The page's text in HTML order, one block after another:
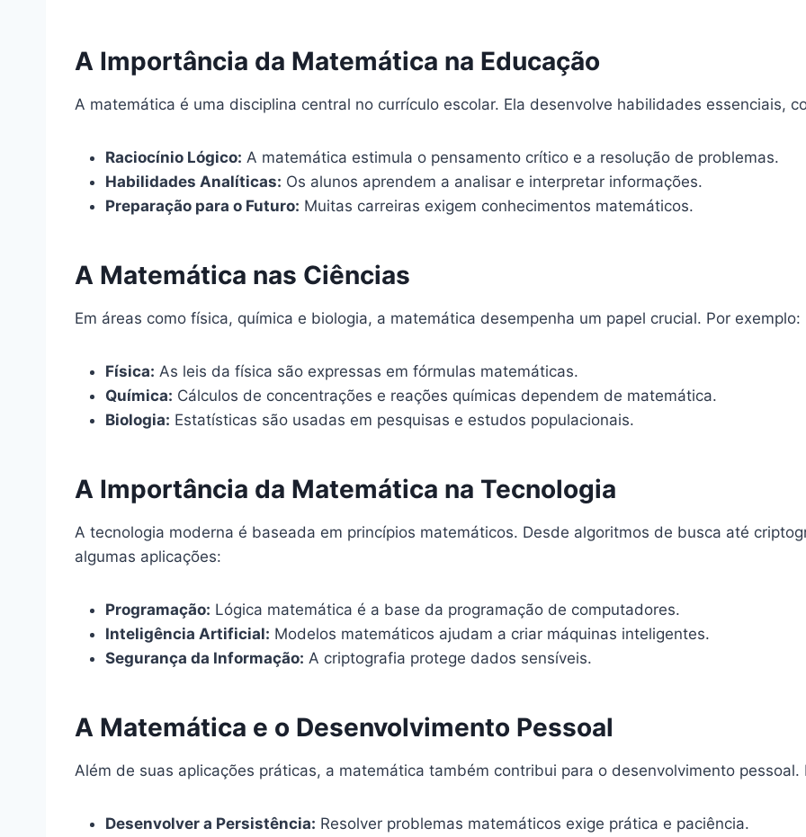
A Importância da Matemática na Educação
A matemática é uma disciplina central no currículo escolar. Ela desenvolve habilidades essenciais,
Raciocínio Lógico: A matemática estimula o pensamento crítico e a resolução de problemas.
Habilidades Analíticas: Os alunos aprendem a analisar e interpretar informações.
Preparação para o Futuro: Muitas carreiras exigem conhecimentos matemáticos.
A Matemática nas Ciências
Em áreas como física, química e biologia, a matemática desempenha um papel crucial. Por exemplo:
Física: As leis da física são expressas em fórmulas matemáticas.
Química: Cálculos de concentrações e reações químicas dependem de matemática.
Biologia: Estatísticas são usadas em pesquisas e estudos populacionais.
A Importância da Matemática na Tecnologia
A tecnologia moderna é baseada em princípios matemáticos. Desde algoritmos de busca até
algumas aplicações:
Programação: Lógica matemática é a base da programação de computadores.
Inteligência Artificial: Modelos matemáticos ajudam a criar máquinas inteligentes.
Segurança da Informação: A criptografia protege dados sensíveis.
A Matemática e o Desenvolvimento Pessoal
Além de suas aplicações práticas, a matemática também contribui para o desenvolvimento pessoal.
Desenvolver a Persistência: Resolver problemas matemáticos exige prática e paciência.